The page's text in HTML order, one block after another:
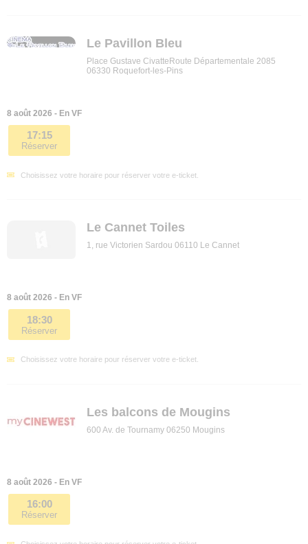
Le Pavillon Bleu
Place Gustave CivatteRoute Départementale 2085
06330 Roquefort-les-Pins
8 août 2026 - En VF
17:15
Réserver
Choisissez votre horaire pour réserver votre e-ticket.
Le Cannet Toiles
1, rue Victorien Sardou 06110 Le Cannet
8 août 2026 - En VF
18:30
Réserver
Choisissez votre horaire pour réserver votre e-ticket.
Les balcons de Mougins
600 Av. de Tournamy 06250 Mougins
8 août 2026 - En VF
16:00
Réserver